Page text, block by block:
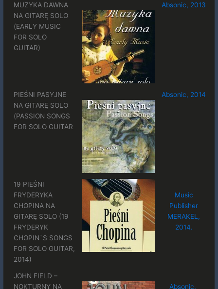
MUZYKA DAWNA
NA GITARĘ SOLO
(EARLY MUSIC
FOR SOLO
GUITAR)
Absonic, 2013
PIEŚNI PASYJNE
NA GITARĘ SOLO
(PASSION SONGS
FOR SOLO GUITAR
Absonic, 2014
19 PIEŚNI
FRYDERYKA
CHOPINA NA
GITARĘ SOLO (19
FRYDERYK
CHOPIN`S SONGS
FOR SOLO GUITAR,
2014)
Music
Publisher
MERAKEL,
2014.
JOHN FIELD –
NOKTURNY NA
Absonic,